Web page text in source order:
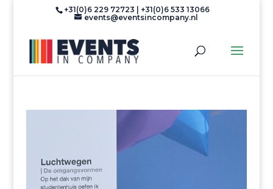
+31(0)6 229 72723 | +31(0)6 533 13066
events@eventsincompany.nl